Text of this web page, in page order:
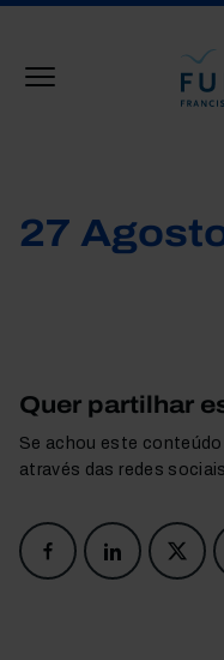
27
Quer partilhar
Se achou este
através das redes